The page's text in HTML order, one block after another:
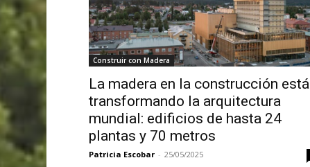
Construir con Madera
La madera en la construcción está
transformando la arquitectura
mundial: edificios de hasta 24
plantas y 70 metros
Patricia Escobar - 25/05/2025